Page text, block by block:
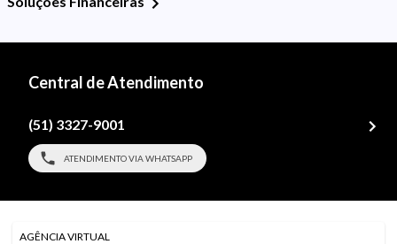
Central de Atendimento
(51) 3327-9001
ATENDIMENTO VIA WHATSAPP
AGÊNCIA VIRTUAL